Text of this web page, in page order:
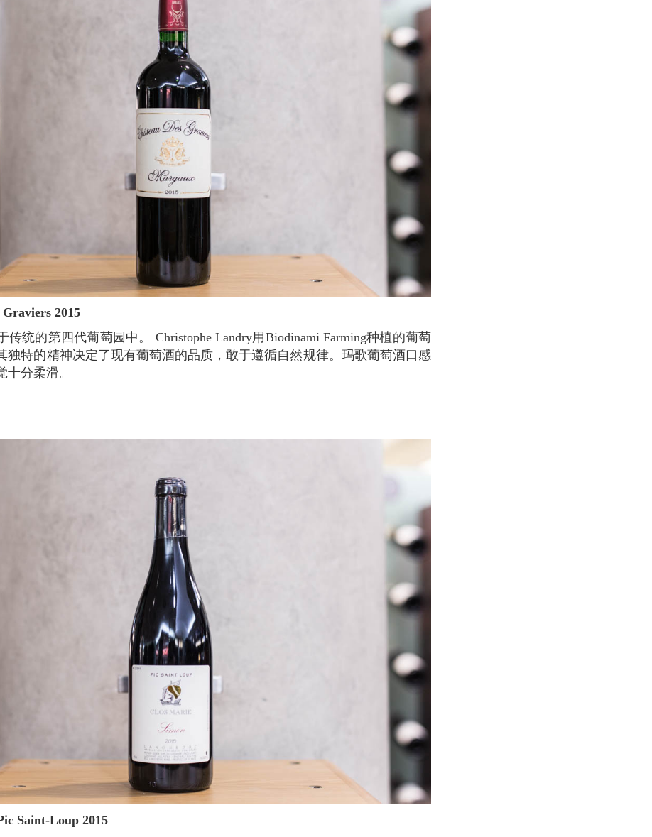
Graviers 2015
独特的精神决定了现有葡萄酒的品质，敢于遵循自然规律。玛歌葡萄酒口感
十分柔滑。
Saint-Loup 2015